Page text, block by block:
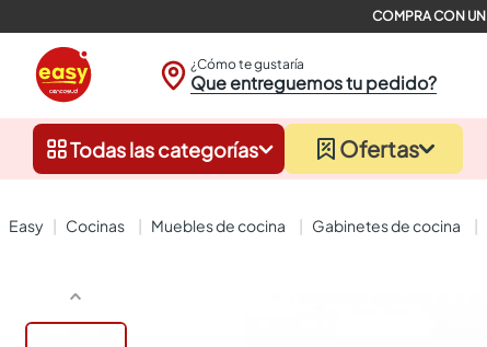
¿Cómo te gustaría
Que entreguemos tu pedido?
Todas las categorías Ofertas
cocinas muebles de cocina gabinetes de cocina